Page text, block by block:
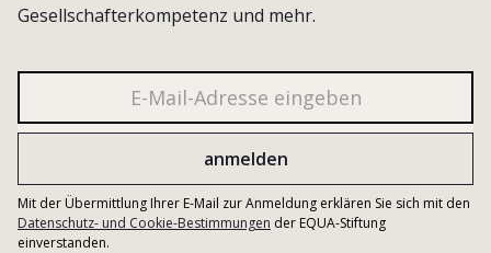
Gesellschafterkompetenz und mehr.
Mit der Übermittlung Ihrer E-Mail zur Anmeldung erklären Sie sich mit den
Datenschutz- und Cookie-Bestimmungen der EQUA-Stiftung
einverstanden.